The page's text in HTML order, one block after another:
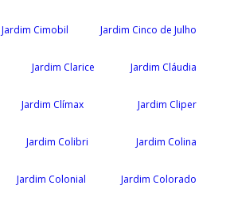
Jardim Cimobil Jardim Cinco de Julho
Jardim Clarice Jardim Cláudia
Jardim Clímax Jardim Cliper
Jardim Colibri Jardim Colina
Jardim Colonial Jardim Colorado